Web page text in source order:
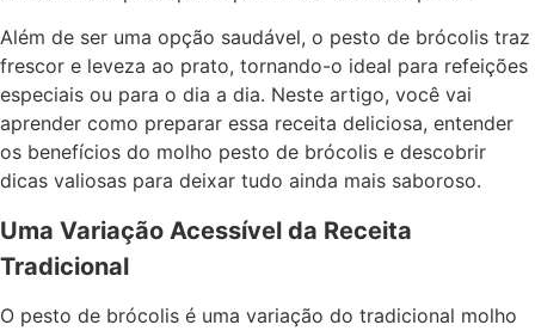
Além de ser uma opção saudável, o pesto de brócolis traz
frescor e leveza ao prato, tornando-o ideal para refeições
especiais ou para o dia a dia. Neste artigo, você vai
aprender como preparar essa receita deliciosa, entender
os benefícios do molho pesto de brócolis e descobrir
dicas valiosas para deixar tudo ainda mais saboroso.
Uma Variação Acessível da Receita
Tradicional
O pesto de brócolis é uma variação do tradicional molho